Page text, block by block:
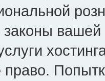
законы